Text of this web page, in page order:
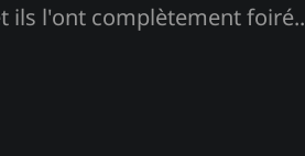
ils l'ont complètement